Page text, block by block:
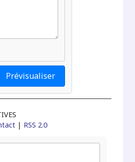
| RSS 2.0